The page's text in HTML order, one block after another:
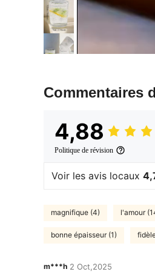
Commentaires
4,88
Politique de révision
Voir les avis locaux
magnifique (4) l'amour
bonne épaisseur (1)
m***h 2 Oct,2025